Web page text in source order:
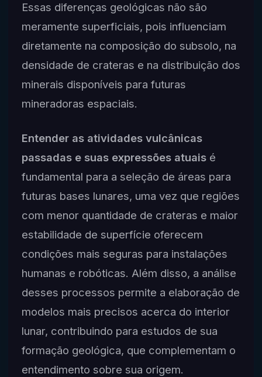
Essas diferenças geológicas não são
meramente superficiais, pois influenciam
diretamente na composição do subsolo, na
densidade de crateras e na distribuição dos
minerais disponíveis para futuras
mineradoras espaciais.
Entender as atividades vulcânicas
passadas e suas expressões atuaisé
fundamental para a seleção de áreas para
futuras bases lunares, uma vez que regiões
com menor quantidade de crateras e maior
estabilidade de superfície oferecem
condições mais seguras para instalações
humanas e robóticas. Além disso, a análise
desses processos permite a elaboração de
modelos mais precisos acerca do interior
lunar, contribuindo para estudos de sua
formação geológica, que complementam o
entendimento sobre sua origem.